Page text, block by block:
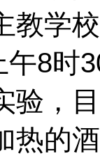
教学
8时
验，
热的